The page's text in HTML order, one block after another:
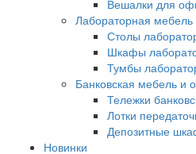
Вешалки для
Лабораторная мебель
Столы
Шкафы
Тумбы
Банковская мебель и
Тележки
Лотки
Депозитные
Новинки